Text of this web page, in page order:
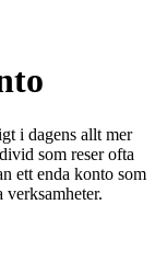
i dagens allt mer
som reser ofta
ett enda konto som